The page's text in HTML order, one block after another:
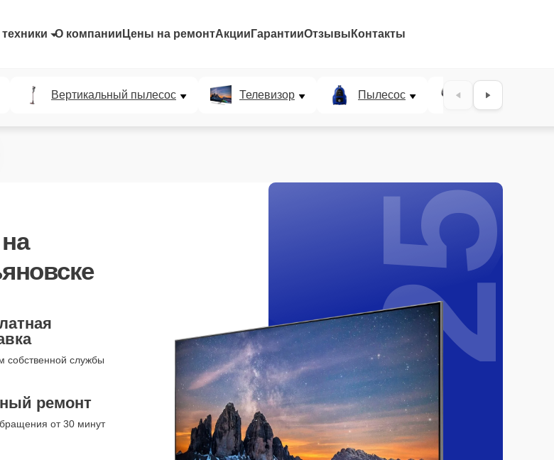
О компании Цены на ремонтАкции ГарантииОтзывы Контакты
Вертикальный пылесос Телевизор Пылесос Проектор
на
собственной службы
ремонт
от 30 минут
25%